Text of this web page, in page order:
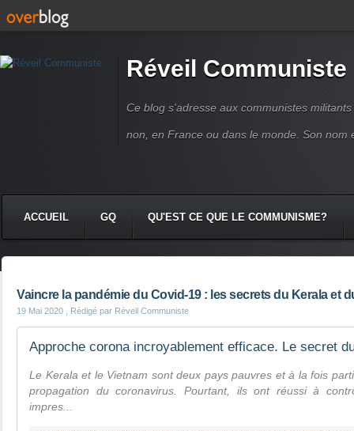
Réveil Communiste
Ce blog s'adresse aux communistes
non, en France ou dans le monde. Son nom
ACCUEIL GQ QU'EST CE QUE LE COMMUNISME?
Vaincre la pandémie du Covid-19 : les secrets du Kerala et
19 Mai 2020 , Rédigé par Réveil Communiste
Approche corona incroyablement efficace. Le secret
Le Kerala et le Vietnam sont deux pays pauvres et à la fois
propagation du coronavirus. Pourtant, ils ont réussi à
impres...